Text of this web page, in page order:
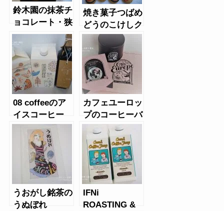
鈴木園の抹茶チ
ョコレート・狭
山茶（ポスト
缶）
焼き菓子つばめ
どうのこけしク
ッキー、ひよ
こ、ひつじ、く
まクッキー
08 coffeeのア
イスコーヒー
カフェユーロッ
プのコーヒーバ
ウムクーヘン
うおがし銘茶の
うぬぼれ
IFNi
ROASTING &